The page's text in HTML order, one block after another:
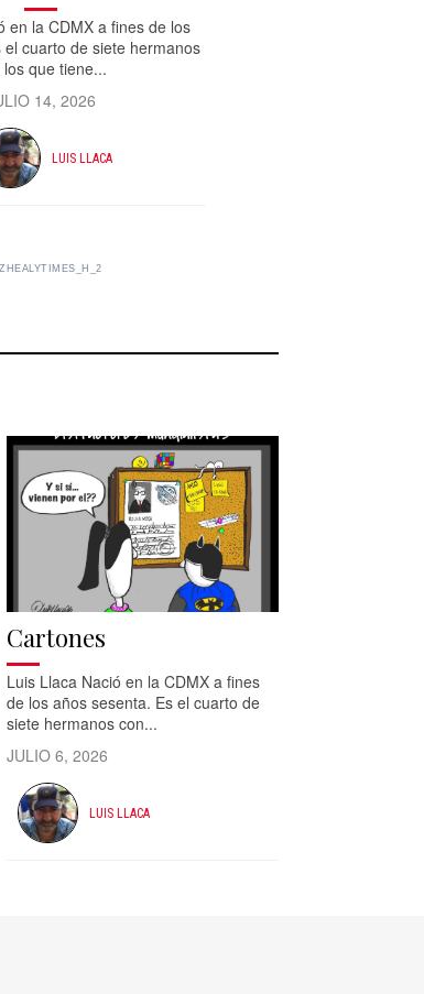
en la CDMX a fines de los
cuarto de siete hermanos
los que tiene...
14, 2026
LUIS LLACA
Cartones
Luis Llaca Nació en la CDMX a fines
de los años sesenta. Es el cuarto de
siete hermanos con...
JULIO 6, 2026
LUIS LLACA